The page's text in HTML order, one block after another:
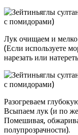
Лук очищаем и мелко
(Если используете
нарезать или
Разогреваем
Всыпаем лук (и по
Помешивая,
полупрозрачности).